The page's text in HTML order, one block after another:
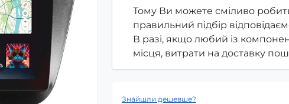
Тому Ви можете сміливо
правильний підбір
В разі, якщо любий із
місця, витрати на доставку
Знайшли дешевше?